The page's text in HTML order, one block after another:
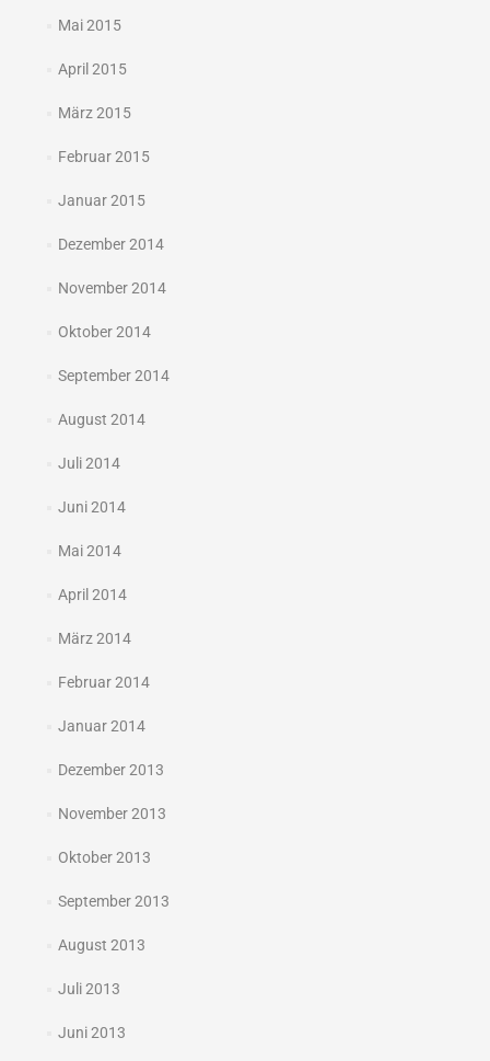
Mai 2015
April 2015
März 2015
Februar 2015
Januar 2015
Dezember 2014
November 2014
Oktober 2014
September 2014
August 2014
Juli 2014
Juni 2014
Mai 2014
April 2014
März 2014
Februar 2014
Januar 2014
Dezember 2013
November 2013
Oktober 2013
September 2013
August 2013
Juli 2013
Juni 2013